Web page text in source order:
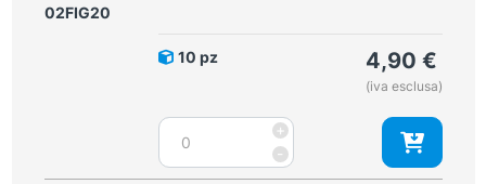
02FIG20
10 pz 4,90 €
(iva esclusa)
-
Bisturi
monouso
sterile
+